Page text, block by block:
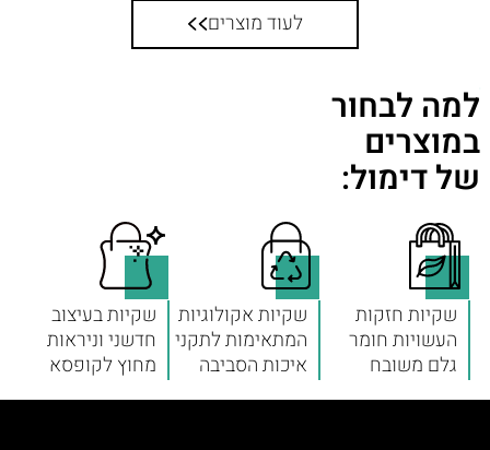
לעוד מוצרים
למה לבחור
במוצרים
של דימול:
שקיות חזקות
העשויות חומר
גלם משובח
שקיות אקולוגיות
המתאימות לתקני
איכות הסביבה
שקיות בעיצוב
חדשני וניראות
מחוץ לקופסא